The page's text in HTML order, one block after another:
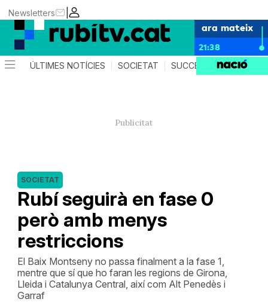
|
Newsletters
ara mateix
21:38
ÚLTIMES NOTÍCIES SOCIETAT SUCCESSOS
Rubí seguirà en fase 0
però amb menys
restriccions
SOCIETAT
El Baix Montseny no passa finalment a la fase 1,
mentre que sí que ho faran les regions de Girona,
Lleida i Catalunya Central, així com Alt Penedès i
Garraf